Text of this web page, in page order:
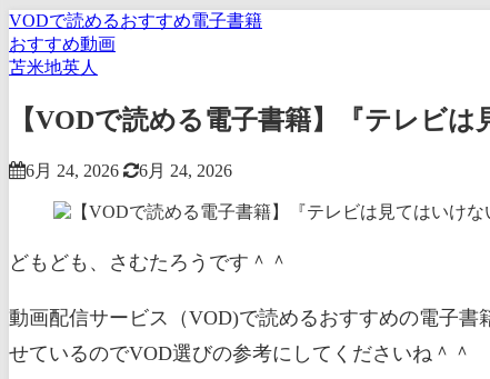
VODで読めるおすすめ電子書籍
おすすめ動画
苫米地英人
【VODで読める電子書籍】『テレビ
6月 24, 2026 6月 24, 2026
どもども、さむたろうです＾＾
動画配信サービス（VOD)で読めるおすすめの電子
せているのでVOD選びの参考にしてくださいね＾＾